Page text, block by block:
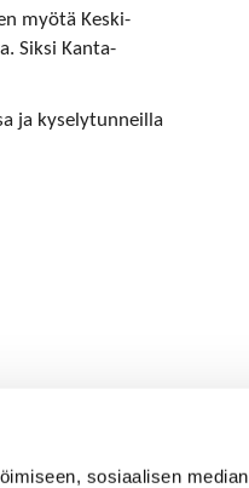
sosiaalisen median
myötä Keski-
Siksi Kanta-
ja kyselytunneilla